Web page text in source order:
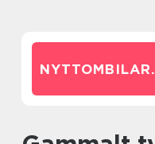
NYTTOMBILAR.